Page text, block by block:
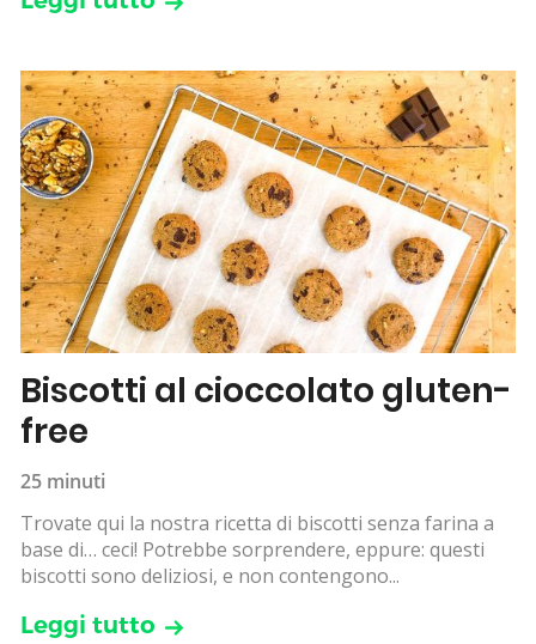
Biscotti al cioccolato gluten-
free
25 minuti
Trovate qui la nostra ricetta di biscotti senza farina a
base di… ceci! Potrebbe sorprendere, eppure: questi
biscotti sono deliziosi, e non contengono...
Leggi tutto